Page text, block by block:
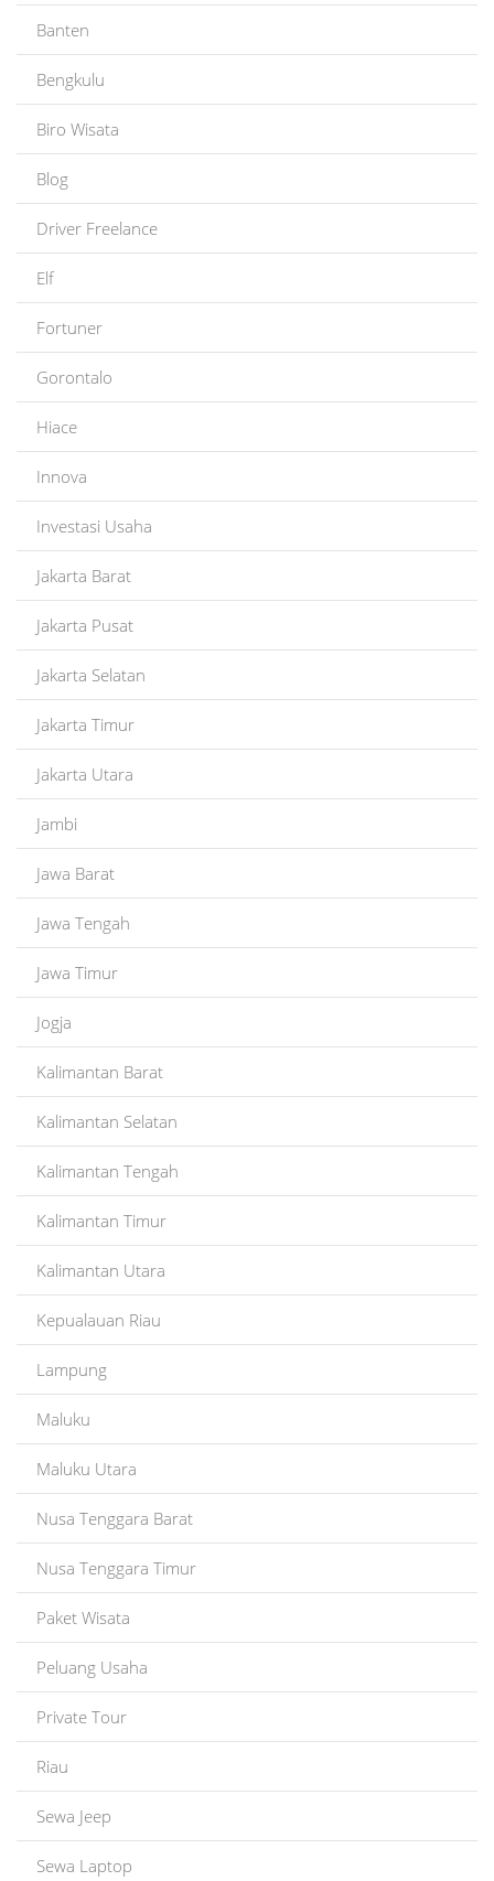
Banten
Bengkulu
Biro Wisata
Blog
Driver Freelance
Elf
Fortuner
Gorontalo
Hiace
Innova
Investasi Usaha
Jakarta Barat
Jakarta Pusat
Jakarta Selatan
Jakarta Timur
Jakarta Utara
Jambi
Jawa Barat
Jawa Tengah
Jawa Timur
Jogja
Kalimantan Barat
Kalimantan Selatan
Kalimantan Tengah
Kalimantan Timur
Kalimantan Utara
Kepualauan Riau
Lampung
Maluku
Maluku Utara
Nusa Tenggara Barat
Nusa Tenggara Timur
Paket Wisata
Peluang Usaha
Private Tour
Riau
Sewa Jeep
Sewa Laptop